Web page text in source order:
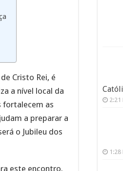
Cristo Rei, é
a nível local da
fortalecem as
a preparar a
o Jubileu dos
este encontro.
2:21
1:28